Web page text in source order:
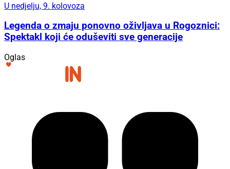
U nedjelju, 9. kolovoza
Legenda o zmaju ponovno oživljava u Rogoznici:
Spektakl koji će oduševiti sve generacije
Oglas